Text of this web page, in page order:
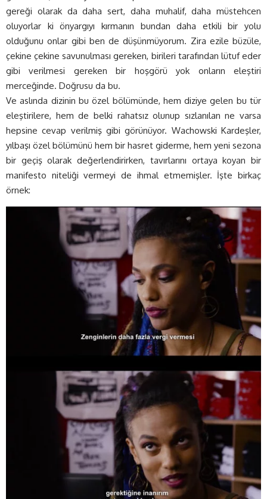
gereği olarak da daha sert, daha muhalif, daha müstehcen
oluyorlar ki önyargıyı kırmanın bundan daha etkili bir yolu
olduğunu onlar gibi ben de düşünmüyorum. Zira ezile büzüle,
çekine çekine savunulması gereken, birileri tarafından lütuf eder
gibi verilmesi gereken bir hoşgörü yok onların eleştiri
merceğinde. Doğrusu da bu.
Ve aslında dizinin bu özel bölümünde, hem diziye gelen bu tür
eleştirilere, hem de belki rahatsız olunup sızlanılan ne varsa
hepsine cevap verilmiş gibi görünüyor. Wachowski Kardeşler,
yılbaşı özel bölümünü hem bir hasret giderme, hem yeni sezona
bir geçiş olarak değerlendirirken, tavırlarını ortaya koyan bir
manifesto niteliği vermeyi de ihmal etmemişler. İşte birkaç
örnek: